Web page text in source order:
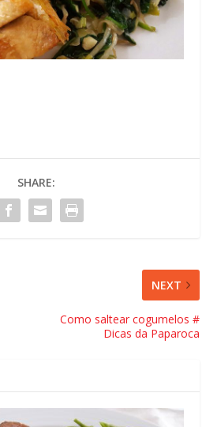
SHARE:
NEXT
Como saltear cogumelos #
Dicas da Paparoca